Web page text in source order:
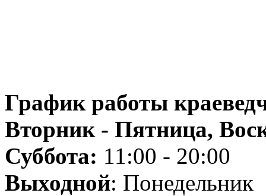
График работы
Вторник - Пятница,
Суббота: 11:00 - 20:00
Выходной: Понедельник